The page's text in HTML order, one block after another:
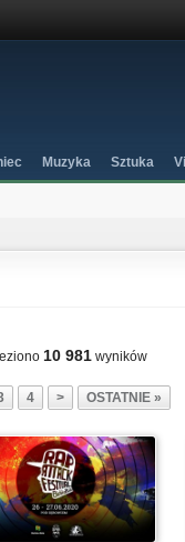
Muzyka Sztuka
10 981 wyników
4 > OSTATNIE »